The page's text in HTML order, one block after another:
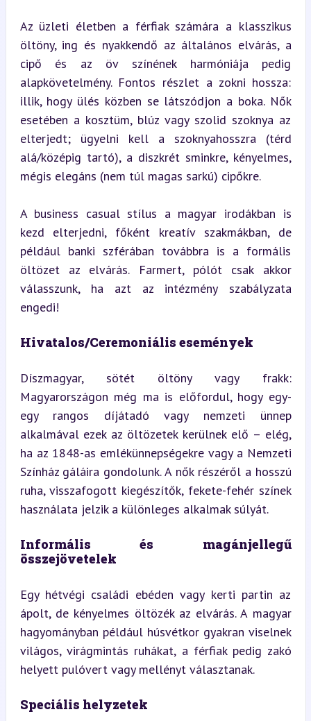
Az üzleti életben a férfiak számára a klasszikus
öltöny, ing és nyakkendő az általános elvárás, a
cipő és az öv színének harmóniája pedig
alapkövetelmény. Fontos részlet a zokni hossza:
illik, hogy ülés közben se látszódjon a boka. Nők
esetében a kosztüm, blúz vagy szolid szoknya az
elterjedt; ügyelni kell a szoknyahosszra (térd
alá/középig tartó), a diszkrét sminkre, kényelmes,
mégis elegáns (nem túl magas sarkú) cipőkre.
A business casual stílus a magyar irodákban is
kezd elterjedni, főként kreatív szakmákban, de
például banki szférában továbbra is a formális
öltözet az elvárás. Farmert, pólót csak akkor
válasszunk, ha azt az intézmény szabályzata
engedi!
Hivatalos/Ceremoniális események
Díszmagyar, sötét öltöny vagy frakk:
Magyarországon még ma is előfordul, hogy egy-
egy rangos díjátadó vagy nemzeti ünnep
alkalmával ezek az öltözetek kerülnek elő – elég,
ha az 1848-as emlékünnepségekre vagy a Nemzeti
Színház gáláira gondolunk. A nők részéről a hosszú
ruha, visszafogott kiegészítők, fekete-fehér színek
használata jelzik a különleges alkalmak súlyát.
Informális és magánjellegű
összejövetelek
Egy hétvégi családi ebéden vagy kerti partin az
ápolt, de kényelmes öltözék az elvárás. A magyar
hagyományban például húsvétkor gyakran viselnek
világos, virágmintás ruhákat, a férfiak pedig zakó
helyett pulóvert vagy mellényt választanak.
Speciális helyzetek